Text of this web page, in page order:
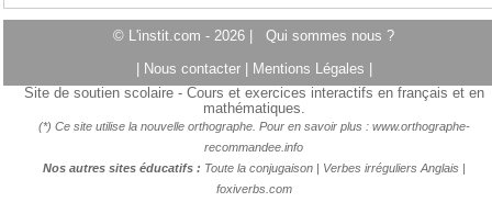
© L'instit.com - 2026 | Qui sommes nous ?
Nous contacter Mentions Légales
Site de soutien scolaire - Cours et exercices interactifs en français et en
mathématiques.
(*) Ce site utilise la nouvelle orthographe. Pour en savoir plus : www.orthographe-
recommandee.info
Nos autres sites éducatifs : Toute la conjugaison| Verbes irréguliers Anglais |
foxiverbs.com